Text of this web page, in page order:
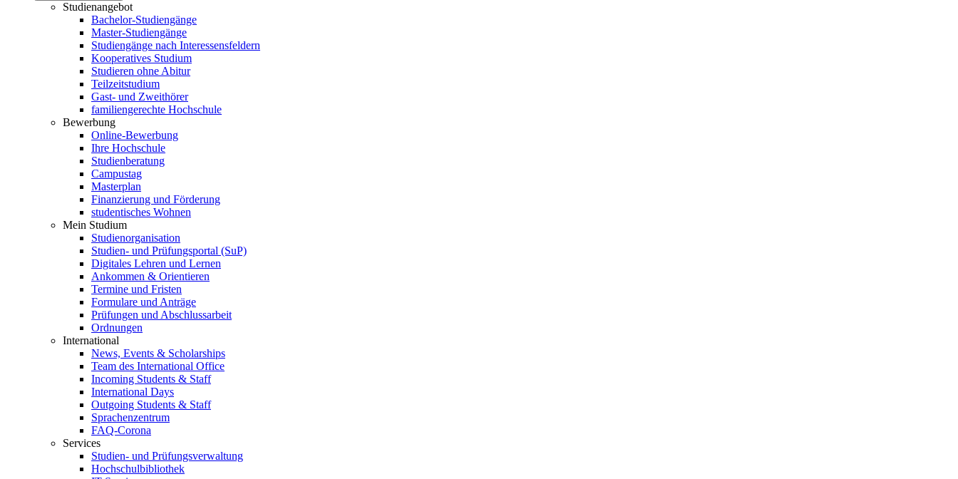
Studienangebot
Bachelor-Studiengänge
Master-Studiengänge
Studiengänge nach Interessensfeldern
Kooperatives Studium
Studieren ohne Abitur
Teilzeitstudium
Gast- und Zweithörer
familiengerechte Hochschule
Bewerbung
Online-Bewerbung
Ihre Hochschule
Studienberatung
Campustag
Masterplan
Finanzierung und Förderung
studentisches Wohnen
Mein Studium
Studienorganisation
Studien- und Prüfungsportal (SuP)
Digitales Lehren und Lernen
Ankommen & Orientieren
Termine und Fristen
Formulare und Anträge
Prüfungen und Abschlussarbeit
Ordnungen
International
News, Events & Scholarships
Team des International Office
Incoming Students & Staff
International Days
Outgoing Students & Staff
Sprachenzentrum
FAQ-Corona
Services
Studien- und Prüfungsverwaltung
Hochschulbibliothek